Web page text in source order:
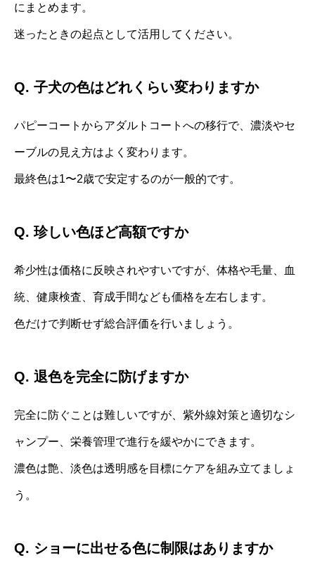
にまとめます。
迷ったときの起点として活用してください。
Q. 子犬の色はどれくらい変わりますか
パピーコートからアダルトコートへの移行で、濃淡やセ
ーブルの見え方はよく変わります。
最終色は1〜2歳で安定するのが一般的です。
Q. 珍しい色ほど高額ですか
希少性は価格に反映されやすいですが、体格や毛量、血
統、健康検査、育成手間なども価格を左右します。
色だけで判断せず総合評価を行いましょう。
Q. 退色を完全に防げますか
完全に防ぐことは難しいですが、紫外線対策と適切なシ
ャンプー、栄養管理で進行を緩やかにできます。
濃色は艶、淡色は透明感を目標にケアを組み立てましょ
う。
Q. ショーに出せる色に制限はありますか